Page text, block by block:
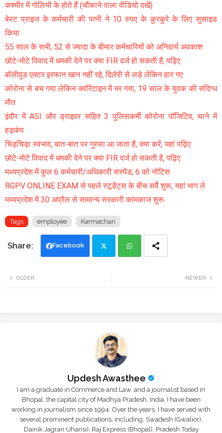
कश्मीर में गोलियों के होते हैं (चौंकाने वाला वीडियो दखें)
बेस्ट प्राइज के कर्मचारी की पत्नी ने 10 रुपए के कुरकुरे के लिए सुसाइड
किया
55 साल के सभी, 52 से ज्यादा के बीमार कर्मचारियों को अनिवार्य अवकाश
छोटे-मोटे विवाद में धमकी देने पर क्या FIR दर्ज हो सकती है, पढ़िए
बॉलीवुड एक्टर इरफान खान नहीं रहे, दिलेरी से लड़े लेकिन हार गए
कोरोना से बच गया लेकिन क्वॉरेंटाइन में मर गया, 19 साल के युवक की संदिग्ध
मौत
इंदौर में ASI और ड्राइवर सहित 3 पुलिसकर्मी कोरोना पॉजिटिव, थाने में
हड़कंप
चिड़चिड़ा स्वभाव, बात-बात पर गुस्सा आ जाता है, क्या करें, यहां पढ़िए
छोटे-मोटे विवाद में धमकी देने पर क्या FIR दर्ज हो सकती है, पढ़िए
मध्यप्रदेश में कुल 6 कर्मचारी/अधिकारी सस्पेंड, 6 को नोटिस
RGPV ONLINE EXAM से पहले स्टूडेंट्स के बीच सर्वे शुरू, यहां भाग ले
मध्यप्रदेश में 30 अप्रैल से सामान्य सरकारी कामकाज शुरू
Tags employee Karmachari
Facebook
NEWER
OLDER
Updesh Awasthee
I am a graduate in Commerce and Law, and a journalist based in
Bhopal, the capital city of Madhya Pradesh, India. I have been
working in journalism since 1994. Over the years, I have served with
several prominent publications, including: Swadesh (Gwalior),
Dainik Jagran (Jhansi), Raj Express (Bhopal), Pradesh Today